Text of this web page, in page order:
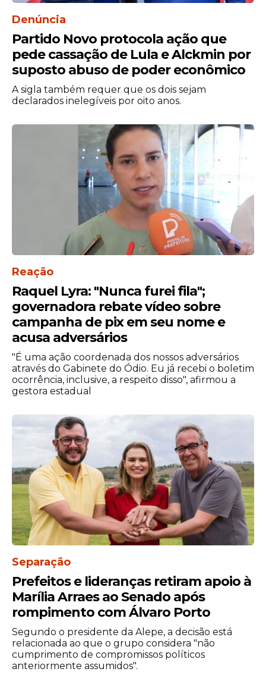
Estadão Conteúdo
Denúncia
Partido Novo protocola ação que
pede cassação de Lula e Alckmin por
suposto abuso de poder econômico
A sigla também requer que os dois sejam
declarados inelegíveis por oito anos.
Reação
Raquel Lyra: "Nunca furei fila";
governadora rebate vídeo sobre
campanha de pix em seu nome e
acusa adversários
"É uma ação coordenada dos nossos adversários
através do Gabinete do Ódio. Eu já recebi o boletim
ocorrência, inclusive, a respeito disso", afirmou a
gestora estadual
Separação
Prefeitos e lideranças retiram apoio à
Marília Arraes ao Senado após
rompimento com Álvaro Porto
Segundo o presidente da Alepe, a decisão está
relacionada ao que o grupo considera "não
cumprimento de compromissos políticos
anteriormente assumidos".